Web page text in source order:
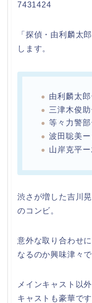
7431424
「探偵・由利麟太
します。
由利麟太
三津木俊
等々力警
波田聡美ー
山岸克平
渋さが増した吉川
のコンビ。
意外な取り合わせ
なるのか興味津々で
メインキャスト以
キャストも豪華です